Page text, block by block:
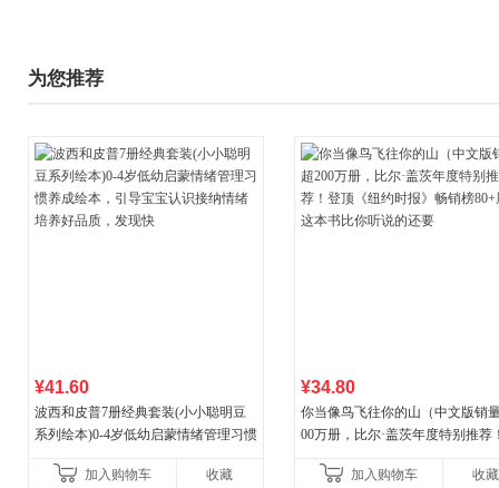
为您推荐
¥41.60
波西和皮普7册经典套装(小小聪明豆
系列绘本)0-4岁低幼启蒙情绪管理习惯
养好品质，发现快
加入购物车 收藏
¥34.80
你当像鸟飞往你的山（中文版销
00万册，比尔·盖茨年度特别推荐
比你听说的还要
加入购物车 收藏